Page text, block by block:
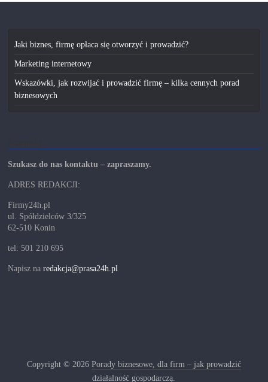
Jaki biznes, firmę opłaca się otworzyć i prowadzić?
Marketing internetowy
Wskazówki, jak rozwijać i prowadzić firmę – kilka cennych porad
biznesowych
Szukasz do nas kontaktu – zapraszamy.
ADRES REDAKCJI:
Firmy24h.pl
ul. Spółdzielców 3/325
62-510 Konin
tel: 501 210 695
Napisz naredakcja@prasa24h.pl
Copyright © 2026 Porady biznesowe, dla firm – jak prowadzić
działalność gospodarczą.